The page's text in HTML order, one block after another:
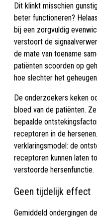
Dit klinkt misschien
beter functioneren?
bij een zorgvuldig
verstoort de
de mate van toename
patiënten scoorden op
hoe slechter het
De onderzoekers keken
bloed van de patiënten.
bepaalde
receptoren in de
verklaringsmodel: de
receptoren kunnen laten
verstoorde hersenfunctie.
Geen tijdelijk effect
Gemiddeld ondergingen